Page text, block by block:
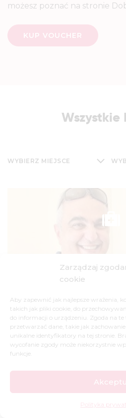
Zarządzaj
cookie
Aby zapewnić jak najlepsze wrażenia,
takich jak pliki cookie, do
do informacji o urządzeniu. Zgoda na
przetwarzać dane, takie jak
unikalne identyfikatory na tej stronie.
wycofanie zgody może niekorzystnie
funkcje.
Polityka
możesz poznać na stronie
KUP VOUCHER
Wszystkie
WYBIERZ MIEJSCE